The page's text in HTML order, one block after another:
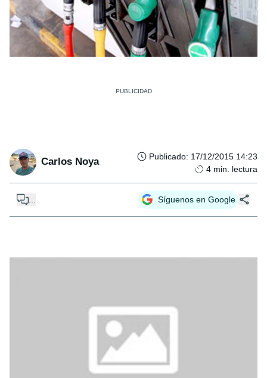
Carlos Noya Publicado: 17/12/2015 14:23
4 min. lectura
Síguenos en Google